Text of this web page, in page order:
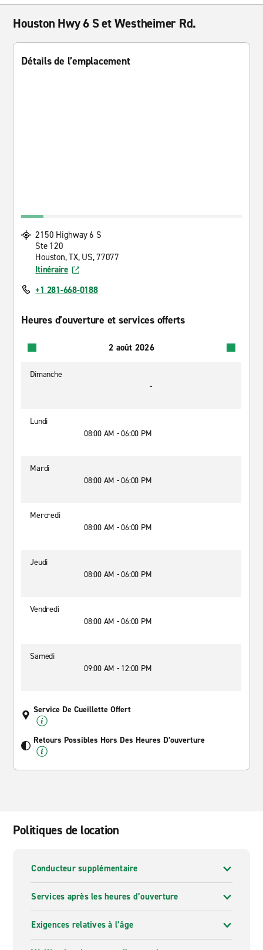
Houston Hwy 6 S et Westheimer Rd.
Détails de l’emplacement
2150 Highway 6 S
Ste 120
Houston, TX, US, 77077
Itinéraire
+1 281-668-0188
Heures d’ouverture et services offerts
2 août 2026
Dimanche
-
Lundi
08:00 AM - 06:00 PM
Mardi
08:00 AM - 06:00 PM
Mercredi
08:00 AM - 06:00 PM
Jeudi
08:00 AM - 06:00 PM
Vendredi
08:00 AM - 06:00 PM
Samedi
09:00 AM - 12:00 PM
Service De Cueillette Offert
Retours Possibles Hors Des Heures D’ouverture
Politiques de location
Conducteur supplémentaire
Services après les heures d’ouverture
Exigences relatives à l’âge